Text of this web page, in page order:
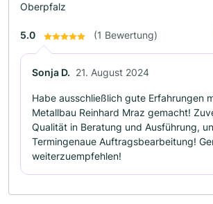
Oberpfalz
5.0 (1 Bewertung)
Sonja D. 21. August 2024
Habe ausschließlich gute Erfahrungen
Metallbau Reinhard Mraz gemacht!
Qualität in Beratung und Ausführung,
Termingenaue Auftragsbearbeitung!
weiterzuempfehlen!